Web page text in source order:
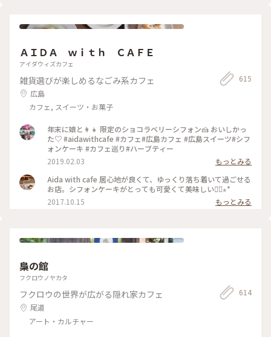
です！ まだまだお散歩したかったですが、この日は岡山市内
旅 #スイーツ #プリン #尾道プリン #かわいい #美味 #広島 #尾
道 #尾道散歩 #milkのミルキーな毎日
ＡＩＤＡ ｗｉｔｈ ＣＡＦＥ
アイダウィズカフェ
雑貨選びが楽しめるなごみ系カフェ
広島
カフェ, スイーツ・お菓子
615
年末に娘と👩‍👧 限定のショコラベリーシフォン🍰 おいしかっ
た♡ #aidawithcafe #カフェ#広島カフェ #広島スイーツ#シフ
ォンケーキ #カフェ巡り#ハーブティー
2019.02.03
もっとみる
Aida with cafe 居心地が良くて、ゆっくり落ち着いて過ごせる
お店。シフォンケーキがとっても可愛くて美味しい◡̈⃝⋆*
2017.10.15
もっとみる
梟の館
フクロウノヤカタ
フクロウの世界が広がる隠れ家カフェ
尾道
アート・カルチャー
614